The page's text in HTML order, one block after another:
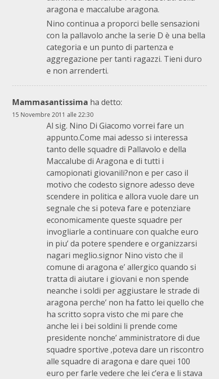
aragona e maccalube aragona.
Nino continua a proporci belle sensazioni
con la pallavolo anche la serie D è una bella
categoria e un punto di partenza e
aggregazione per tanti ragazzi. Tieni duro
e non arrenderti.
Mammasantissima ha detto:
15 Novembre 2011 alle 22:30
Al sig. Nino Di Giacomo vorrei fare un
appunto.Come mai adesso si interessa
tanto delle squadre di Pallavolo e della
Maccalube di Aragona e di tutti i
camopionati giovanili?non e per caso il
motivo che codesto signore adesso deve
scendere in politica e allora vuole dare un
segnale che si poteva fare e potenziare
economicamente queste squadre per
invogliarle a continuare con qualche euro
in piu’ da potere spendere e organizzarsi
nagari meglio.signor Nino visto che il
comune di aragona e’ allergico quando si
tratta di aiutare i giovani e non spende
neanche i soldi per aggiustare le strade di
aragona perche’ non ha fatto lei quello che
ha scritto sopra visto che mi pare che
anche lei i bei soldini li prende come
presidente nonche’ amministratore di due
squadre sportive ,poteva dare un riscontro
alle squadre di aragona e dare quei 100
euro per farle vedere che lei c’era e li stava